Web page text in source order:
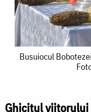
Busuiocul
curiozitatea
Busuiocul
Ghicitul viitorului